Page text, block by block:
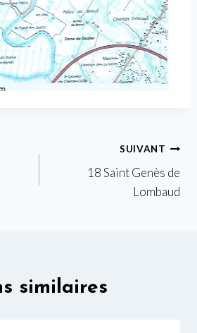
SUIVANT
18 Saint Genès de
Lombaud
similaires